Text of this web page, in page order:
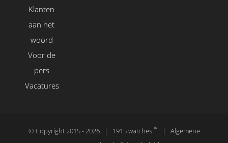
Klanten
aan het
woord
Voor de
pers
Vacatures
© Copyright 2015 -2026 | 1915 watches ™ | Algemene